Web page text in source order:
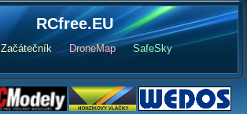
RCfree.EU
Začátečník DroneMap SafeSky